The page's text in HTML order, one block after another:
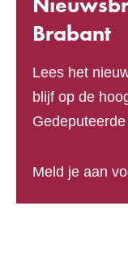
Brabant
Lees het
blijf op de
Meld je aan